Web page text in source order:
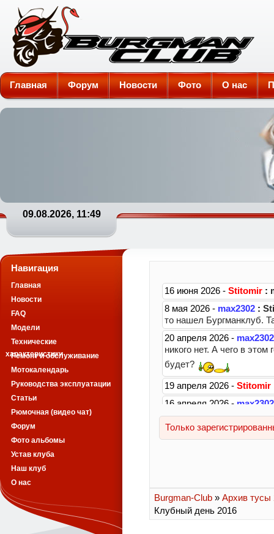
Burgman-Club
Главная Форум Новости Фото О нас
09.08.2026, 11:49
Burgman-Club » Архив тусы
Клубный день 2016
Навигация
Главная
Новости
FAQ
Модели
Технические
характеристики
Ремонт и обслуживание
Мотокалендарь
Руководства эксплуатации
Статьи
Рюмочная (видео чат)
Форум
Фото альбомы
Устав клуба
Наш клуб
О нас